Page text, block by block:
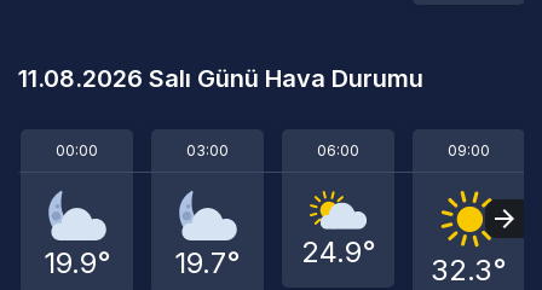
11.08.2026 Salı Günü Hava Durumu
00:00
19.9°
03:00
19.7°
06:00
24.9°
09:00
32.3°